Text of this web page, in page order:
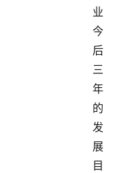
业
今
后
三
年
的
发
展
目